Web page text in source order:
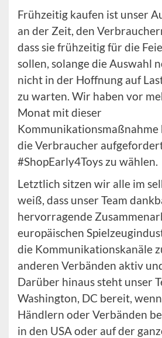
Frühzeitig kaufen ist unser
an der Zeit, den
dass sie frühzeitig für die
sollen, solange die Auswahl
nicht in der Hoffnung auf
zu warten. Wir haben vor
Monat mit dieser
Kommunikationsmaßnahme
die Verbraucher
#ShopEarly4Toys zu wählen.
Letztlich sitzen wir alle im
weiß, dass unser Team
hervorragende
europäischen
die Kommunikationskanäle
anderen Verbänden aktiv
Darüber hinaus steht unser
Washington, DC bereit,
Händlern oder Verbänden
in den USA oder auf der